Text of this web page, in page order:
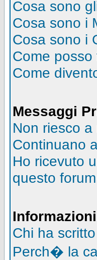
Cosa sono
Cosa sono i
Cosa sono i
Come
Come
Messaggi
Non riesco
Continuano
Ho ricevuto
questo
Chi ha
Perch� la